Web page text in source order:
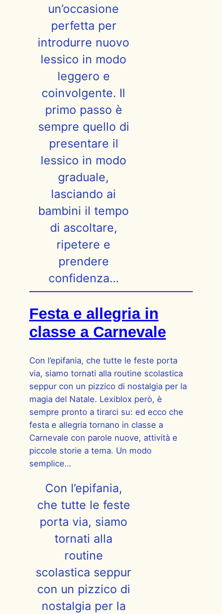
un’occasione
perfetta per
introdurre nuovo
lessico in modo
leggero e
coinvolgente. Il
primo passo è
sempre quello di
presentare il
lessico in modo
graduale,
lasciando ai
bambini il tempo
di ascoltare,
ripetere e
prendere
confidenza…
Festa e allegria in
classe a Carnevale
Con l’epifania, che tutte le feste porta
via, siamo tornati alla routine scolastica
seppur con un pizzico di nostalgia per la
magia del Natale. Lexiblox però, è
sempre pronto a tirarci su: ed ecco che
festa e allegria tornano in classe a
Carnevale con parole nuove, attività e
piccole storie a tema. Un modo
semplice…
Con l’epifania,
che tutte le feste
porta via, siamo
tornati alla
routine
scolastica seppur
con un pizzico di
nostalgia per la